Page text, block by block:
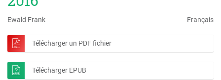
Ewald Frank Français
Télécharger un PDF fichier
Télécharger EPUB